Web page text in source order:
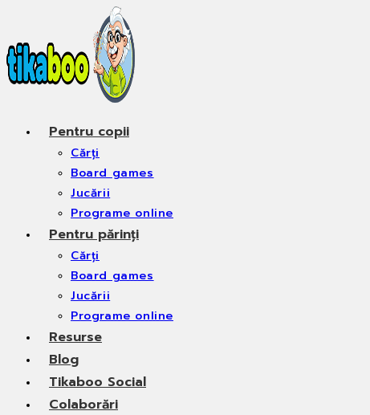
content
Pentru copii
Cărți
Board games
Jucării
Programe online
Pentru părinți
Cărți
Board games
Jucării
Programe online
Resurse
Blog
Tikaboo Social
Colaborări